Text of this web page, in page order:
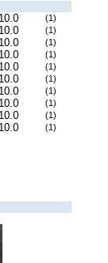
10.0 (1)
10.0 (1)
10.0 (1)
10.0 (1)
10.0 (1)
10.0 (1)
10.0 (1)
10.0 (1)
10.0 (1)
10.0 (1)